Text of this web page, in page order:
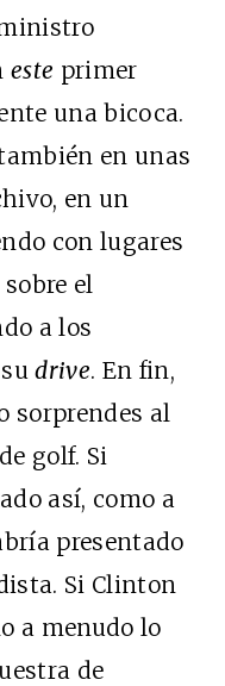
este primer
una bicoca.
en unas
en un
con lugares
el
a los
sudrive. En fin,
sorprendes al
golf. Si
así, como a
presentado
Si Clinton
a menudo lo
de